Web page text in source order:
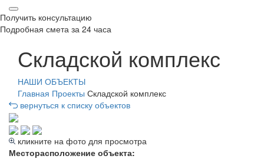
Получить консультацию
Подробная смета за 24 часа
Складской комплекс
НАШИ ОБЪЕКТЫ
Главная Проекты Складской комплекс
вернуться к списку объектов
кликните на фото для просмотра
Месторасположение объекта: